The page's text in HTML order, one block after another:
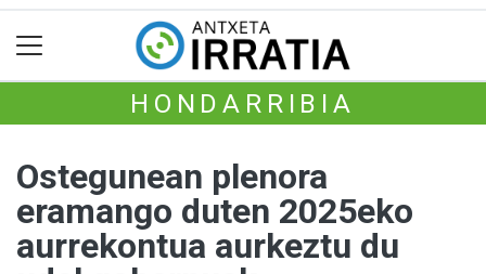
HONDARRIBIA
Ostegunean plenora
eramango duten 2025eko
aurrekontua aurkeztu du